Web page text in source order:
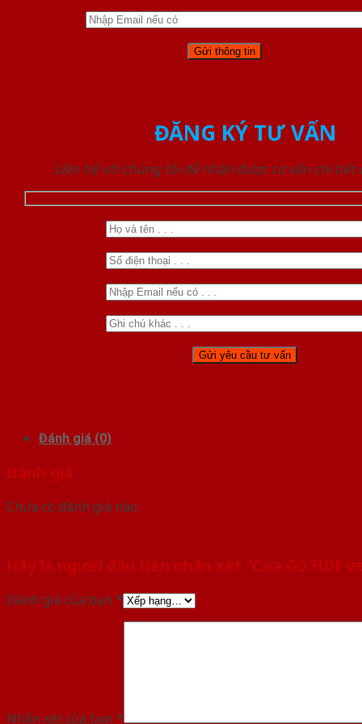
ĐĂNG KÝ TƯ VẤN
Liên hệ với chúng tôi để nhận được tư vấn chi tiết
Đánh giá (0)
Đánh giá
Chưa có đánh giá nào.
Hãy là người đầu tiên nhận xét “Cửa Gỗ HDF
Đánh giá của bạn *
Nhận xét của bạn *